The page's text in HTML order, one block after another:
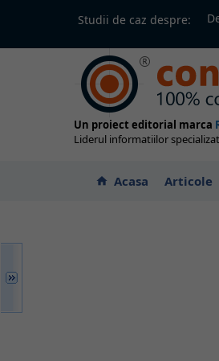
Studii de caz despre:
Un proiect editorial marca
Liderul informatiilor
home Acasa Articole